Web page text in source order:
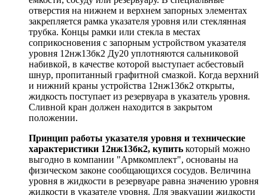
отверстия на нижнем и верхнем запорных элементах
закрепляется рамка указателя уровня или стеклянная
трубка. Концы рамки или стекла в местах
соприкосновения с запорным устройством указателя
уровня 12нж13бк2 Ду20 уплотняются сальниковой
набивкой, в качестве которой выступает асбестовый
шнур, пропитанный графитной смазкой. Когда верхний
и нижний краны устройства 12нж13бк2 открыты,
жидкость поступает из резервуара в указатель уровня.
Сливной кран должен находится в закрытом
положении.
Принцип работы указателя уровня и технические
характеристики 12нж13бк2, купить который можно
выгодно в компании "Армкомплект", основаны на
физическом законе сообщающихся сосудов. Величина
уровня в жидкости в резервуаре равна значению уровня
жидкости в указателе уровня. Для эвакуации жидкости